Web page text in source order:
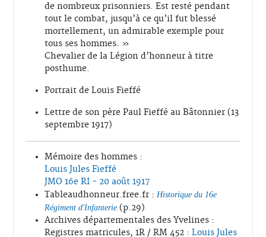
de nombreux prisonniers. Est resté pendant
tout le combat, jusqu’à ce qu’il fut blessé
mortellement, un admirable exemple pour
tous ses hommes. »
Chevalier de la Légion d’honneur à titre
posthume.
Portrait de Louis Fieffé
Lettre de son père Paul Fieffé au Bâtonnier (13
septembre 1917)
Mémoire des hommes :
Louis Jules Fieffé
JMO 16e RI - 20 août 1917
Tableaudhonneur.free.fr : Historique du 16e
Régiment d'Infanterie (p.29)
Archives départementales des Yvelines :
Registres matricules, 1R / RM 452 : Louis Jules